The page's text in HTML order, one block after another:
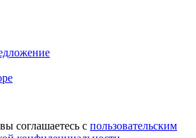
соглашаетесь с пользовательским